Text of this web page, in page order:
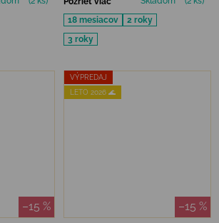
18 mesiacov
2 roky
3 roky
–15 %
VÝPREDAJ
LETO 2026 🌊
–15 %